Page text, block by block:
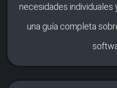
necesidades
una guía completa